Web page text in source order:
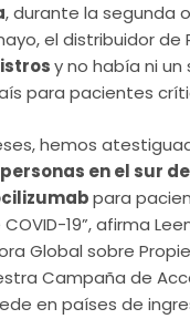
, durante la segunda
el distribuidor de
y no había ni un
para pacientes
hemos
personas en el sur
para
19”, afirma
Global sobre
Campaña de
en países de